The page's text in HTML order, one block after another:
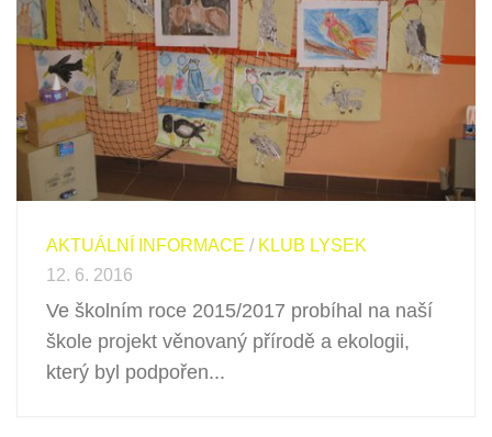
AKTUÁLNÍ INFORMACE / KLUB LYSEK
12. 6. 2016
Ve školním roce 2015/2017 probíhal na naší
škole projekt věnovaný přírodě a ekologii,
který byl podpořen...